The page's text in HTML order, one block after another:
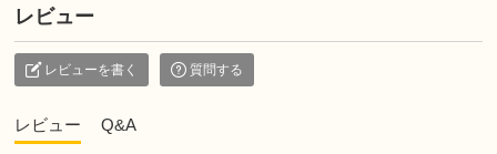
レビュー
レビューを書く 質問する
レビュー Q&A